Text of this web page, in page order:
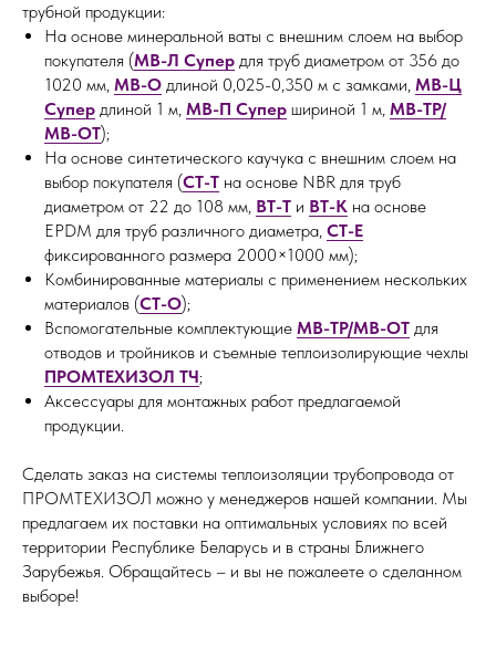
трубной продукции:
На основе минеральной ваты с внешним слоем на выбор
покупателя (МВ-Л Супер для труб диаметром от 356 до
1020 мм, МВ-О длиной 0,025-0,350 м с замками, МВ-Ц
Супер длиной 1 м, МВ-П Супер шириной 1 м, МВ-ТР/
МВ-ОТ);
На основе синтетического каучука с внешним слоем на
выбор покупателя (СТ-Т на основе NBR для труб
диаметром от 22 до 108 мм, ВТ-Т и ВТ-К на основе
EPDM для труб различного диаметра, СТ-Е
фиксированного размера 2000×1000 мм);
Комбинированные материалы с применением нескольких
материалов (СТ-О);
Вспомогательные комплектующие МВ-ТР/МВ-ОТ для
отводов и тройников и съемные теплоизолирующие чехлы
ПРОМТЕХИЗОЛ ТЧ;
Аксессуары для монтажных работ предлагаемой
продукции.
Сделать заказ на системы теплоизоляции трубопровода от
ПРОМТЕХИЗОЛ можно у менеджеров нашей компании. Мы
предлагаем их поставки на оптимальных условиях по всей
территории Республике Беларусь и в страны Ближнего
Зарубежья. Обращайтесь – и вы не пожалеете о сделанном
выборе!